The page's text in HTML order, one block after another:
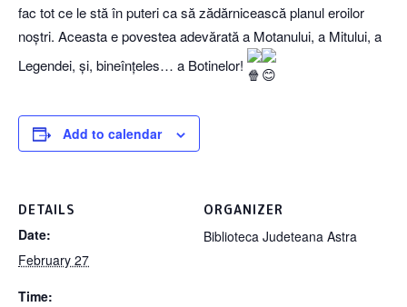
fac tot ce le stă în puteri ca să zădărnicească planul eroilor
noștri. Aceasta e povestea adevărată a Motanului, a Mitului, a
Legendei, și, bineînțeles… a Botinelor!
Add to calendar
DETAILS
Date:
February 27
Time:
ORGANIZER
Biblioteca Judeteana Astra